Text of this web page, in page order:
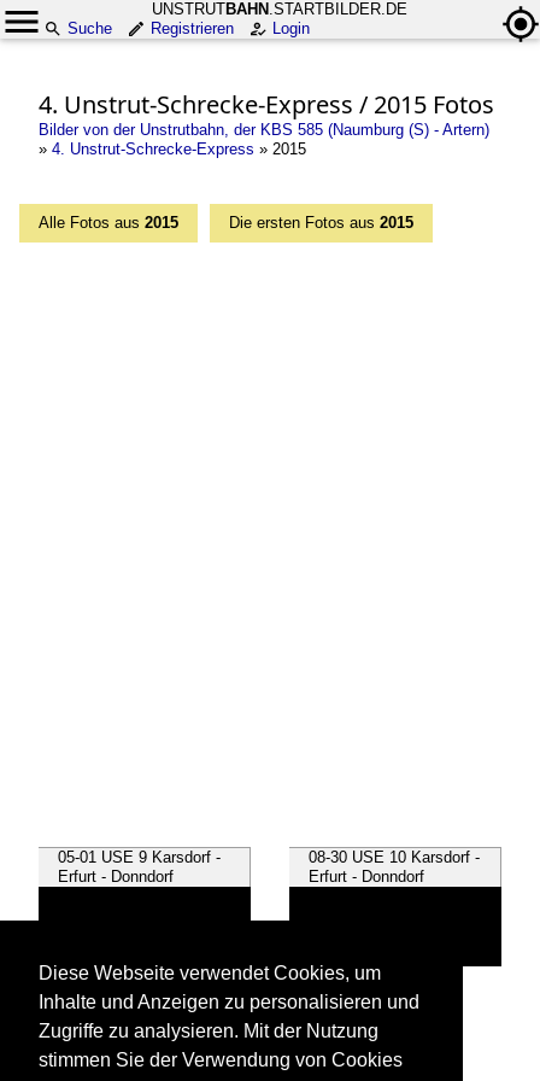
UNSTRUTBAHN .STARTBILDER.DE
Suche
Registrieren Login
4. Unstrut-Schrecke-Express / 2015 Fotos
Bilder von der Unstrutbahn, der KBS 585 (Naumburg (S) - Artern)
» 4. Unstrut-Schrecke-Express » 2015
Alle Fotos aus 2015 Die ersten Fotos aus 2015
05-01 USE 9 Karsdorf -
Erfurt - Donndorf
08-30 USE 10 Karsdorf -
Erfurt - Donndorf
10-03 USE 11 Erfurt -
Diese Webseite verwendet Cookies, um
Inhalte und Anzeigen zu personalisieren und
Zugriffe zu analysieren. Mit der Nutzung
stimmen Sie der Verwendung von Cookies